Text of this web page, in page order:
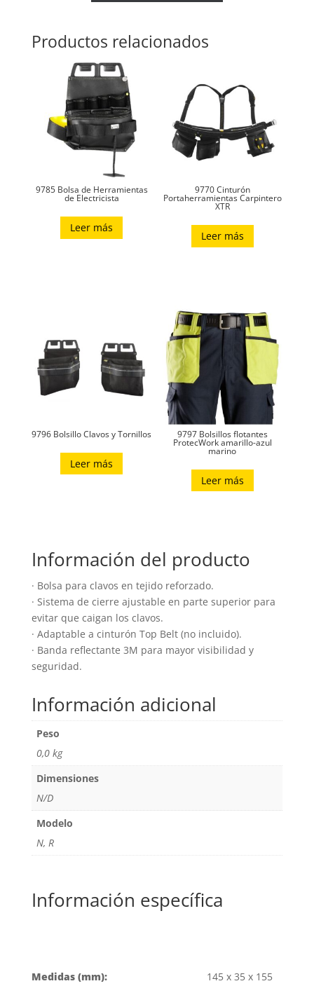
Productos relacionados
9785 Bolsa de Herramientas
de Electricista
Leer más
9770 Cinturón
Portaherramientas Carpintero
XTR
Leer más
9796 Bolsillo Clavos y Tornillos
Leer más
9797 Bolsillos flotantes
ProtecWork amarillo-azul
marino
Leer más
Información del producto
· Bolsa para clavos en tejido reforzado.
· Sistema de cierre ajustable en parte superior para
evitar que caigan los clavos.
· Adaptable a cinturón Top Belt (no incluido).
· Banda reflectante 3M para mayor visibilidad y
seguridad.
Información adicional
Peso
0,0 kg
Dimensiones
N/D
Modelo
N, R
Información específica
Medidas (mm): 145 x 35 x 155